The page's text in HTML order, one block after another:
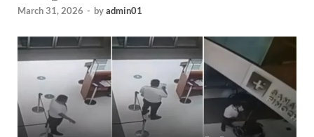
March 31, 2026 - byadmin01